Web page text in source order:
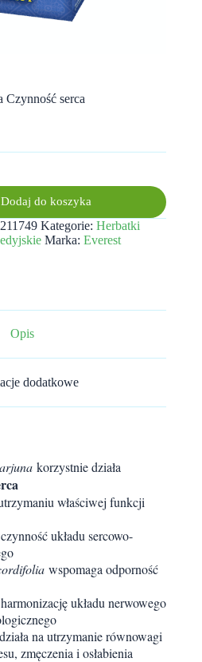
serca
Dodaj do koszyka
Kategorie: Herbatki
Marka: Everest
Opis
dodatkowe
korzystnie działa
właściwej funkcji
układu sercowo-
wspomaga odporność
układu nerwowego
na utrzymanie równowagi
zmęczenia i osłabienia